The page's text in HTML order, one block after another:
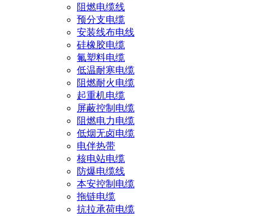
阻燃电缆线
预分支电缆
安装线布电线
硅橡胶电缆
氟塑料电缆
低温耐寒电缆
阻燃耐火电缆
起重机电缆
屏蔽控制电缆
阻燃电力电缆
低烟无卤电缆
电伴热带
核电站电缆
防爆电缆线
本安控制电缆
拖链电缆
抗拉承荷电缆